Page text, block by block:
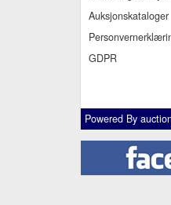
Auksjonskataloger
GDPR
Powered By